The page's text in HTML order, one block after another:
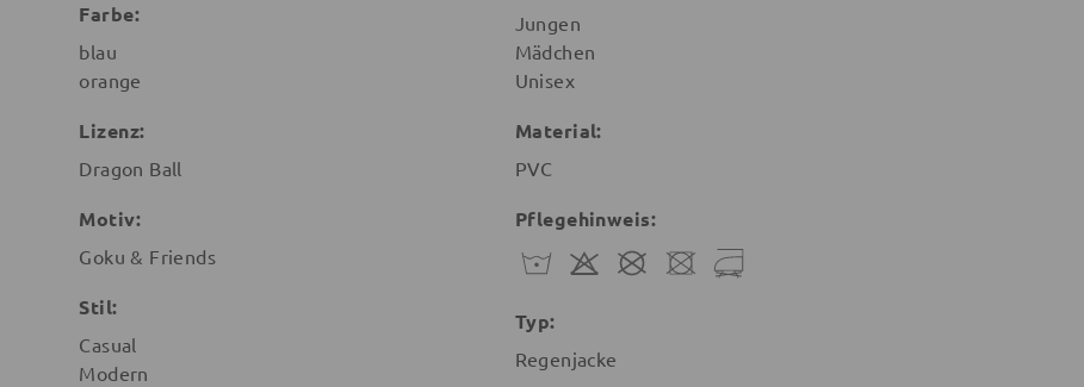
Farbe:
blau
orange
Lizenz:
Dragon Ball
Motiv:
Goku & Friends
Stil:
Casual
Modern
Jungen
Mädchen
Unisex
Material:
PVC
Pflegehinweis:
Typ:
Regenjacke